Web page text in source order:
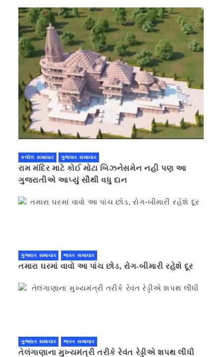
કલોલ સમાચાર ગુજરાત સમાચાર
રામ મંદિર માટે કોઈ મોટા બિઝનેસમેન નહી પણ આ
ગુજરાતીએ આપ્યું સૌથી વધુ દાન
ગુજરાત સમાચાર ભારત સમાચાર
તમારા ઘરમાં વાવો આ પાંચ છોડ, રોગ-બીમારી રહેશે દૂર
ગુજરાત સમાચાર ભારત સમાચાર
તેલંગાણાના મુખ્યમંત્રી તરીકે રેવંત રેડ્ડીએ શપથ લીધી